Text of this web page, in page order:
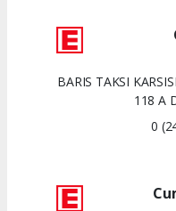
BARIS TAKSI
118 A
0